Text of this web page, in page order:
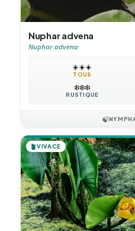
Nuphar advena
Nuphar advena
☀️☀️☀️
TOUS
❄️❄️❄️
RUSTIQUE
🍃
🪴VIVACE